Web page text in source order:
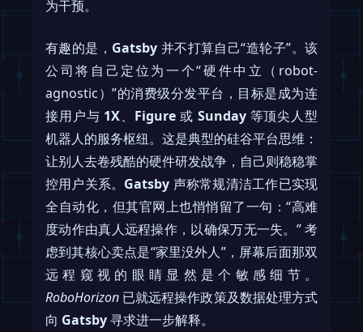
为干预。
有趣的是， Gatsby 并不打算自己“造轮子”。该
公司将自己定位为一个“硬件中立（robot-
agnostic）”的消费级分发平台，目标是成为连
接用户与 1X、 Figure 或 Sunday等顶尖人型
机器人的服务枢纽。这是典型的硅谷平台思维：
让别人去卷残酷的硬件研发战争，自己则稳稳掌
控用户关系。 Gatsby 声称常规清洁工作已实现
全自动化，但其官网上也悄悄留了一句：“高难
度动作由真人远程操作，以确保万无一失。” 考
虑到其核心卖点是“家里没外人”，屏幕后面那双
远程窥视的眼睛显然是个敏感细节。
RoboHorizon 已就远程操作政策及数据处理方式
向 Gatsby寻求进一步解释。